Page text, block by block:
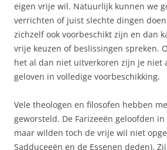
eigen vrije wil. Natuurlijk kunnen we
verrichten of juist slechte dingen
zichzelf ook voorbeschikt zijn en dan
vrije keuzen of beslissingen spreken.
het al dan niet uitverkoren zijn je niet
geloven in volledige voorbeschikking.
Vele theologen en filosofen hebben
geworsteld. De Farizeeën geloofden
maar wilden toch de vrije wil niet
Sadduceeën en de Essenen deden).